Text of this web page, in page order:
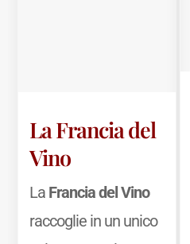
La Francia del
Vino
La Francia del Vino
raccoglie in un unico